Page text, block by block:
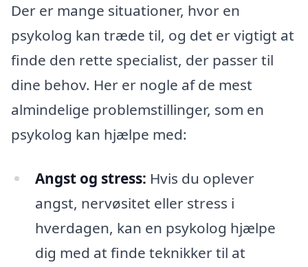
Der er mange situationer, hvor en
psykolog kan træde til, og det er vigtigt at
finde den rette specialist, der passer til
dine behov. Her er nogle af de mest
almindelige problemstillinger, som en
psykolog kan hjælpe med:
Angst og stress: Hvis du oplever
angst, nervøsitet eller stress i
hverdagen, kan en psykolog hjælpe
dig med at finde teknikker til at